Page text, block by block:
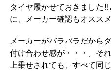
タイヤ履かせておきました
に、メーカー確認もオススメ
メーカーがバラバラだから
付け合わせ感が・・・。そ
上乗せされても、すべて同